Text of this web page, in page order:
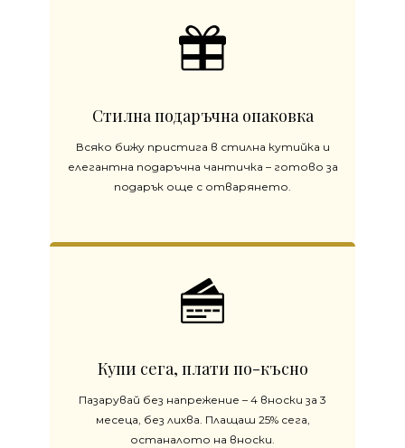
Стилна подаръчна опаковка
Всяко бижу пристига в стилна кутийка и
елегантна подаръчна чантичка – готово за
подарък още с отварянето.
Купи сега, плати по-късно
Пазарувай без напрежение – 4 вноски за 3
месеца, без лихва. Плащаш 25% сега,
останалото на вноски.